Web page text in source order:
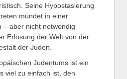
Seine Hypostasierung
mündet in einer
– aber nicht notwendig
Erlösung der Welt von der
der Juden.
Judentums ist ein
viel zu einfach ist, den